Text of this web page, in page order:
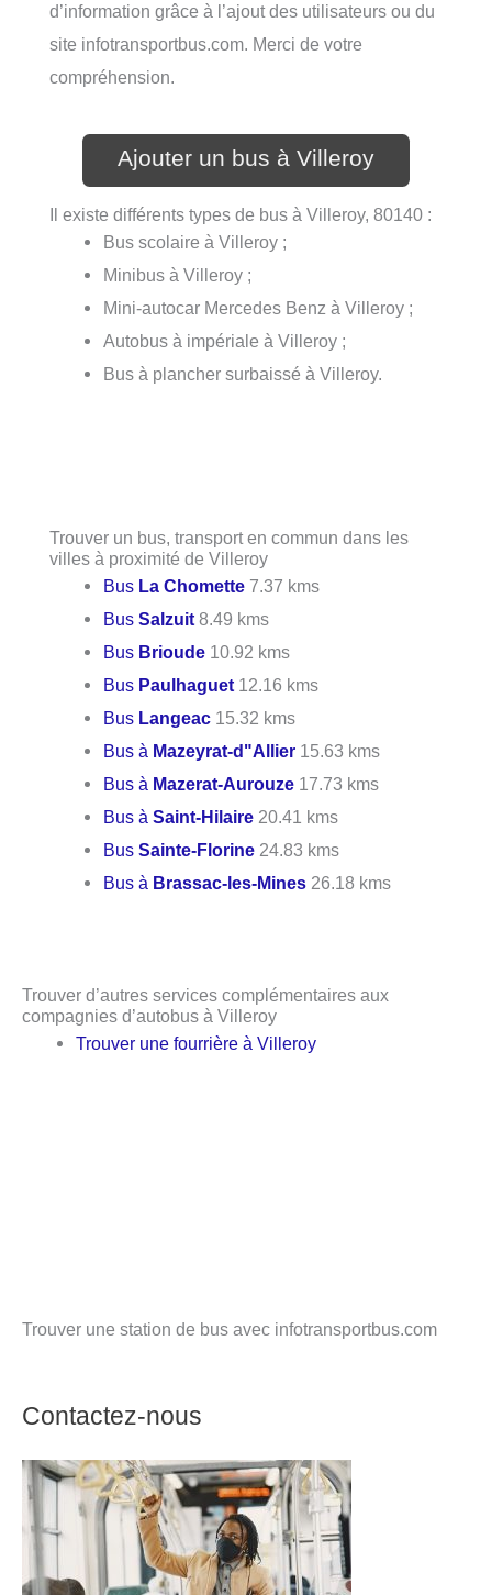
d’information grâce à l’ajout des utilisateurs ou du
site infotransportbus.com. Merci de votre
compréhension.
Ajouter un bus à Villeroy
Il existe différents types de bus à Villeroy, 80140 :
Bus scolaire à Villeroy ;
Minibus à Villeroy ;
Mini-autocar Mercedes Benz à Villeroy ;
Autobus à impériale à Villeroy ;
Bus à plancher surbaissé à Villeroy.
Trouver un bus, transport en commun dans les
villes à proximité de Villeroy
Bus La Chomette 7.37 kms
BusSalzuit 8.49 kms
Bus Brioude 10.92 kms
Bus Paulhaguet 12.16 kms
Bus Langeac 15.32 kms
Bus à Mazeyrat-d"Allier 15.63 kms
Bus à Mazerat-Aurouze 17.73 kms
Bus àSaint-Hilaire 20.41 kms
BusSainte-Florine 24.83 kms
Bus à Brassac-les-Mines 26.18 kms
Trouver d’autres services complémentaires aux
compagnies d’autobus à Villeroy
Trouver une fourrière à Villeroy
Trouver une station de bus avec infotransportbus.com
Contactez-nous